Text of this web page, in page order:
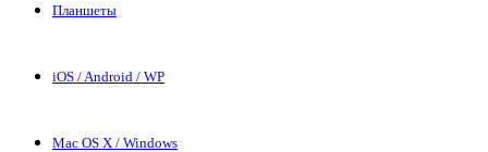
Планшеты
iOS / Android / WP
Mac OS X / Windows